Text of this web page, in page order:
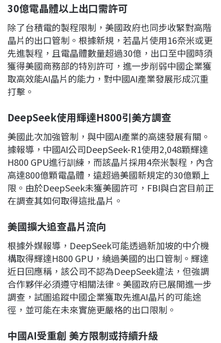
30億電晶體以上出口需許可
除了台積電的製程限制，美國政府也同步收緊對高階
晶片的出口管制。根據新規，若晶片使用16奈米或更
先進製程，且電晶體數量超過30億，出口至中國時須
獲得美國商務部的特別許可，進一步削弱中國企業獲
取高效能AI晶片的能力，對中國AI產業發展形成沉重
打擊。
DeepSeek使用輝達H800引美方調查
美國此次加強管制，與中國AI產業的高速發展有關。
據報導，中國AI公司DeepSeek-R1使用2,048顆輝達
H800 GPU進行訓練，而該晶片採用4奈米製程，內含
高達800億顆電晶體，遠超過美國新規定的30億顆上
限。由於DeepSeek未獲美國許可，FBI與白宮目前正
在調查其如何取得這批晶片。
美國擴大追查晶片流向
根據外媒報導，DeepSeek可能透過新加坡的中介機
構取得輝達H800 GPU，繞過美國的出口管制。輝達
近日回應稱，該公司不認為DeepSeek違法，但強調
合作夥伴必須遵守相關法律。美國政府已展開進一步
調查，試圖追蹤中國企業獲取先進AI晶片的可能途
徑，並可能在未來實施更嚴格的出口限制。
中國AI受重創 美方限制或持續升級